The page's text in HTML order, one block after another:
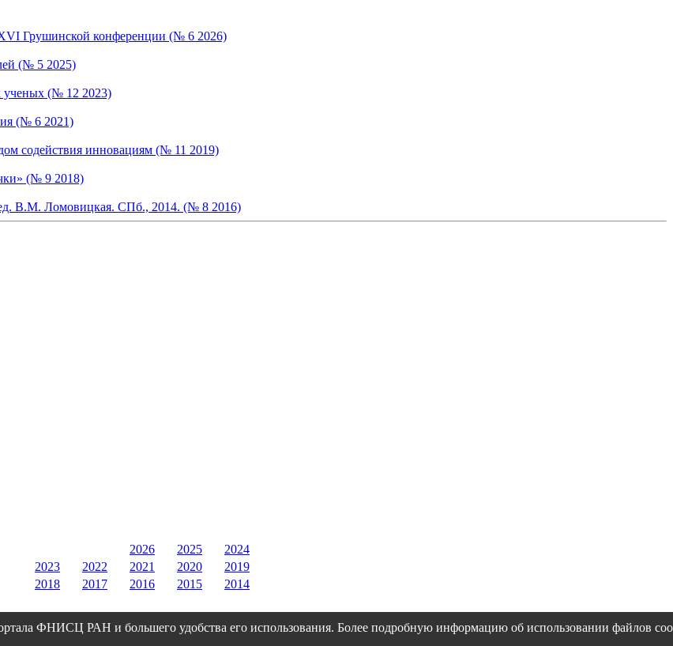
Грушинской конференции (№ 6 2026)
(№ 5 2025)
ученых (№ 12 2023)
(№ 6 2021)
содействия инновациям (№ 11 2019)
(№ 9 2018)
В.М. Ломовицкая. СПб., 2014. (№ 8 2016)
2026 2025
2024
2023
2022 2021 2020
2019
2018
2017 2016 2015 2014
ФНИСЦ РАН и большего удобства его использования. Более подробную информацию об использовании файлов